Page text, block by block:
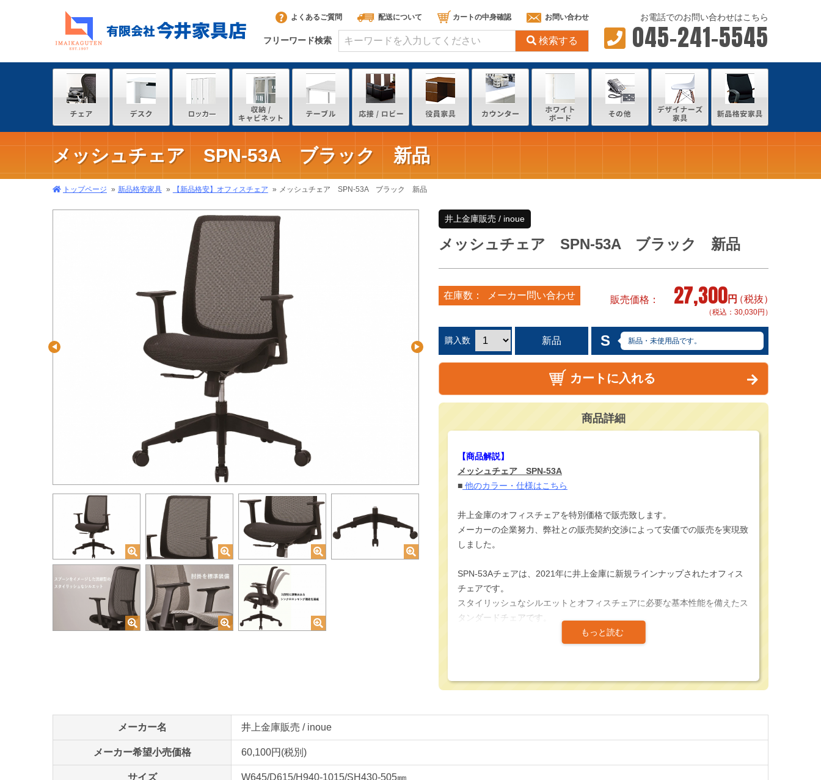
よくあるご質問 配送について カートの中身確認 お問い合わせ
フリーワード検索 検索する
お電話でのお問い合わせはこちら
045-241-5545
メッシュチェア SPN-53A ブラック 新品
トップページ 新品格安家具 【新品格安】オフィスチェア メッシュチェア SPN-53A ブラック 新品
井上金庫販売 / inoue
メッシュチェア SPN-53A ブラック 新品
販売価格 27,300円（税抜）
（税込：30,030円）
在庫数： メーカー問い合わせ
購入数 新品 S 新品・未使用品です。
カートに入れる
商品詳細
【商品解説】
メッシュチェア SPN-53A
■ 他のカラー・仕様はこちら
井上金庫のオフィスチェアを特別価格で販売致します。
メーカーの企業努力、弊社との販売契約交渉によって安価での販売を実現致
しました。
SPN-53Aチェアは、2021年に井上金庫に新規ラインナップされたオフィス
チェアです。
スタイリッシュなシルエットとオフィスチェアに必要な基本性能を備えたス
タンダードチェアです。
スプーンのような流線型のシルエットがスタイリッシュな印象与えてくれる
背座共にメッシュ張地となっており、特徴でもあるシルエットを引き立てる
メーカー名 井上金庫販売 / inoue
メーカー希望小売価格 60,100円(税別)
サイズ W645/D615/H940-1015/SH430-505㎜